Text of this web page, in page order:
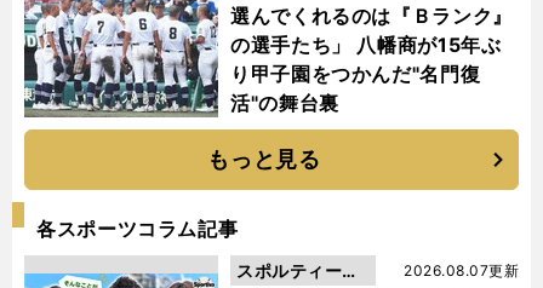
選んでくれるのは『Ｂランク』
の選手たち」 八幡商が15年ぶ
り甲子園をつかんだ"名門復
活"の舞台裏
もっと見る
各スポーツコラム記事
2026.08.07更新
スポルティーバ